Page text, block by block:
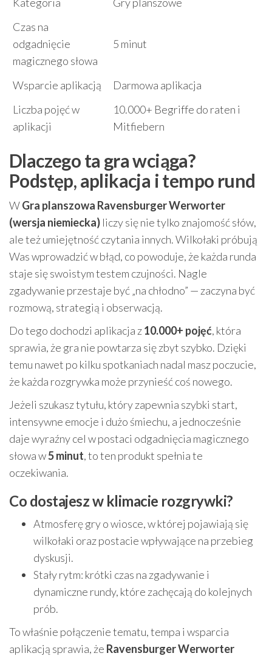
Czas na
odgadnięcie
magicznego słowa
5 minut
Wsparcie aplikacją
Darmowa aplikacja
Liczba pojęć w
aplikacji
10.000+ Begriffe do raten i
Mitfiebern
Dlaczego ta gra wciąga?
Podstęp, aplikacja i tempo rund
WGra planszowa Ravensburger Werworter
(wersja niemiecka) liczy się nie tylko znajomość słów,
ale też umiejętność czytania innych. Wilkołaki próbują
Was wprowadzić w błąd, co powoduje, że każda runda
staje się swoistym testem czujności. Nagle
zgadywanie przestaje być „na chłodno” — zaczyna być
rozmową, strategią i obserwacją.
Do tego dochodzi aplikacja z10.000+ pojęć, która
sprawia, że gra nie powtarza się zbyt szybko. Dzięki
temu nawet po kilku spotkaniach nadal masz poczucie,
że każda rozgrywka może przynieść coś nowego.
Jeżeli szukasz tytułu, który zapewnia szybki start,
intensywne emocje i dużo śmiechu, a jednocześnie
daje wyraźny cel w postaci odgadnięcia magicznego
słowa w5 minut, to ten produkt spełnia te
oczekiwania.
Co dostajesz w klimacie rozgrywki?
Atmosferę gry o wiosce, w której pojawiają się
wilkołaki oraz postacie wpływające na przebieg
dyskusji.
Stały rytm: krótki czas na zgadywanie i
dynamiczne rundy, które zachęcają do kolejnych
prób.
To właśnie połączenie tematu, tempa i wsparcia
aplikacją sprawia, że Ravensburger Werworter